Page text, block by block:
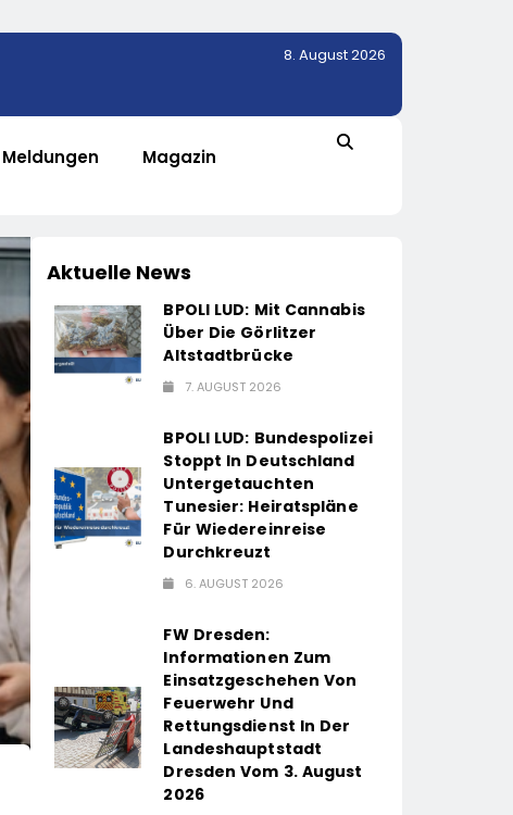
8. August 2026
Meldungen Magazin
Aktuelle News
BPOLI LUD: Mit Cannabis
Über Die Görlitzer
Altstadtbrücke
7. AUGUST 2026
BPOLI LUD: Bundespolizei
Stoppt In Deutschland
Untergetauchten
Tunesier: Heiratspläne
Für Wiedereinreise
Durchkreuzt
6. AUGUST 2026
FW Dresden:
Informationen Zum
Einsatzgeschehen Von
Feuerwehr Und
Rettungsdienst In Der
Landeshauptstadt
Dresden Vom 3. August
2026